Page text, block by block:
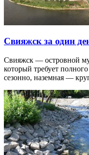
Свияжск за один
Свияжск — островной
который требует
сезонно, наземная —